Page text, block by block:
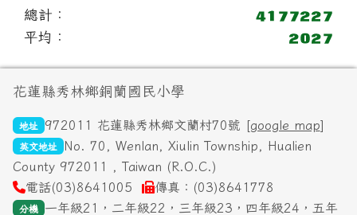
總計：
平均：
頁尾區域內容
花蓮縣秀林鄉銅蘭國民小學
地址 972011 花蓮縣秀林鄉文蘭村70號 [google map]
英文地址
No. 70, Wenlan, Xiulin Township, Hualien
County 972011 , Taiwan (R.O.C.)
電話(03)8641005
傳真：(03)8641778
分機
一年級21，二年級22，三年級23，四年級24，五年